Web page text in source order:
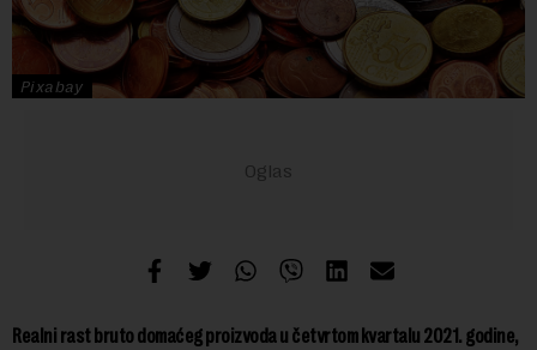
Pixabay
Realni rast bruto domaćeg proizvoda u četvrtom kvartalu 2021. godine,